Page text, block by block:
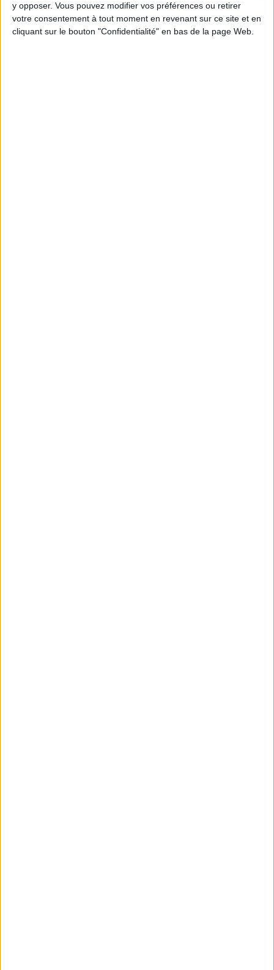
y opposer. Vous pouvez modifier vos préférences ou retirer
votre consentement à tout moment en revenant sur ce site et en
cliquant sur le bouton "Confidentialité" en bas de la page Web.